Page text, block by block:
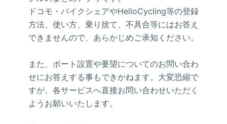
ドコモ・バイクシェアやHelloCycling等の登録
方法、使い方、乗り捨て、不具合等にはお答え
できませんので、あらかじめご承知ください。
また、ポート設置や要望についてのお問い合わ
せにお答えする事もできかねます。大変恐縮で
すが、各サービスへ直接お問い合わせいただく
ようお願いいたします。